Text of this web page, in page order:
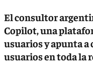
El consultor
Copilot, una
usuarios y apunta a
usuarios en toda la